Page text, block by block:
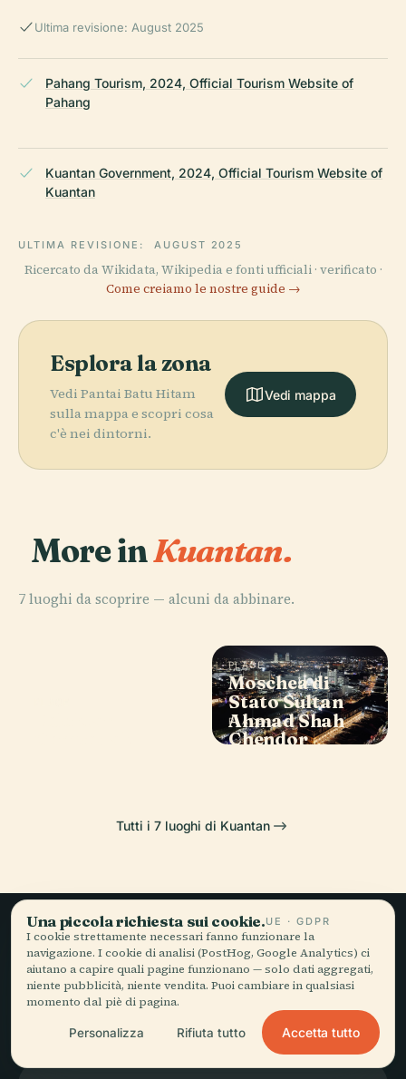
Ultima revisione: August 2025
Pahang Tourism, 2024, Official Tourism Website of
Pahang
Kuantan Government, 2024, Official Tourism Website of
Kuantan
ULTIMA REVISIONE: AUGUST 2025
Ricercato da Wikidata, Wikipedia e fonti ufficiali · verificato ·
Come creiamo le nostre guide →
Esplora la zona
Vedi Pantai Batu Hitam
sulla mappa e scopri cosa
c'è nei dintorni.
Vedi mappa
More inKuantan.
7 luoghi da scoprire — alcuni da abbinare.
PLACE
Moschea di
Stato Sultan
Ahmad Shah
PLACE
Chendor
Tutti i 7 luoghi di Kuantan
Viaggio lento,
raccontato bene.
RESTA AGGIORNATO
Una piccola richiesta sui cookie.UE · GDPR
I cookie strettamente necessari fanno funzionare la
navigazione. I cookie di analisi (PostHog, Google Analytics) ci
aiutano a capire quali pagine funzionano — solo dati aggregati,
niente pubblicità, niente vendita. Puoi cambiare in qualsiasi
momento dal piè di pagina.
Personalizza Rifiuta tutto Accetta tutto